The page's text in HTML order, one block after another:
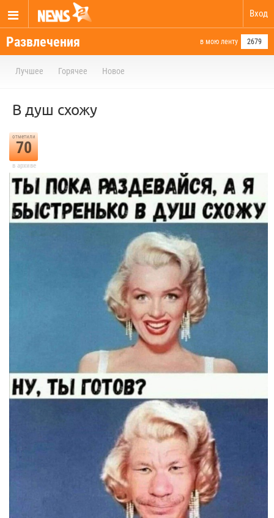
Вход
Развлечения в мою ленту 2679
Лучшее Горячее Новое
В душ схожу
отметили
70
в архиве